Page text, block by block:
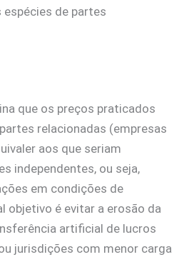
de partes
que os preços praticados
relacionadas (empresas
aos que seriam
independentes, ou seja,
em condições de
objetivo é evitar a erosão da
artificial de lucros
jurisdições com menor carga